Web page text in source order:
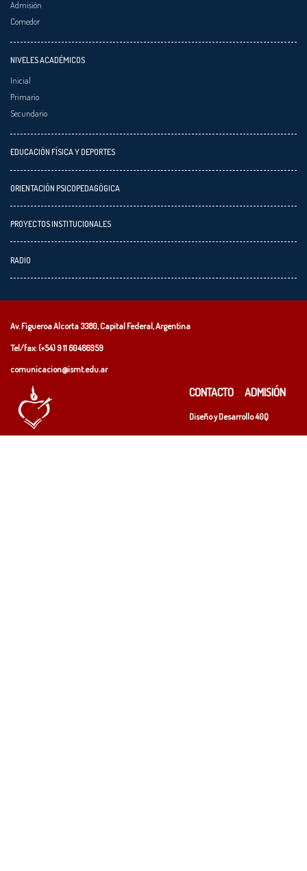
Admisión
Comedor
NIVELES ACADÉMICOS
Inicial
Primario
Secundario
EDUCACIÓN FÍSICA Y DEPORTES
ORIENTACIÓN PSICOPEDAGÓGICA
PROYECTOS INSTITUCIONALES
RADIO
Av. Figueroa Alcorta 3380, Capital Federal, Argentina
Tel/fax: (+54)9 11 60466959
comunicacion@ismt.edu.ar
CONTACTO ADMISIÓN
Diseño y Desarrollo40Q